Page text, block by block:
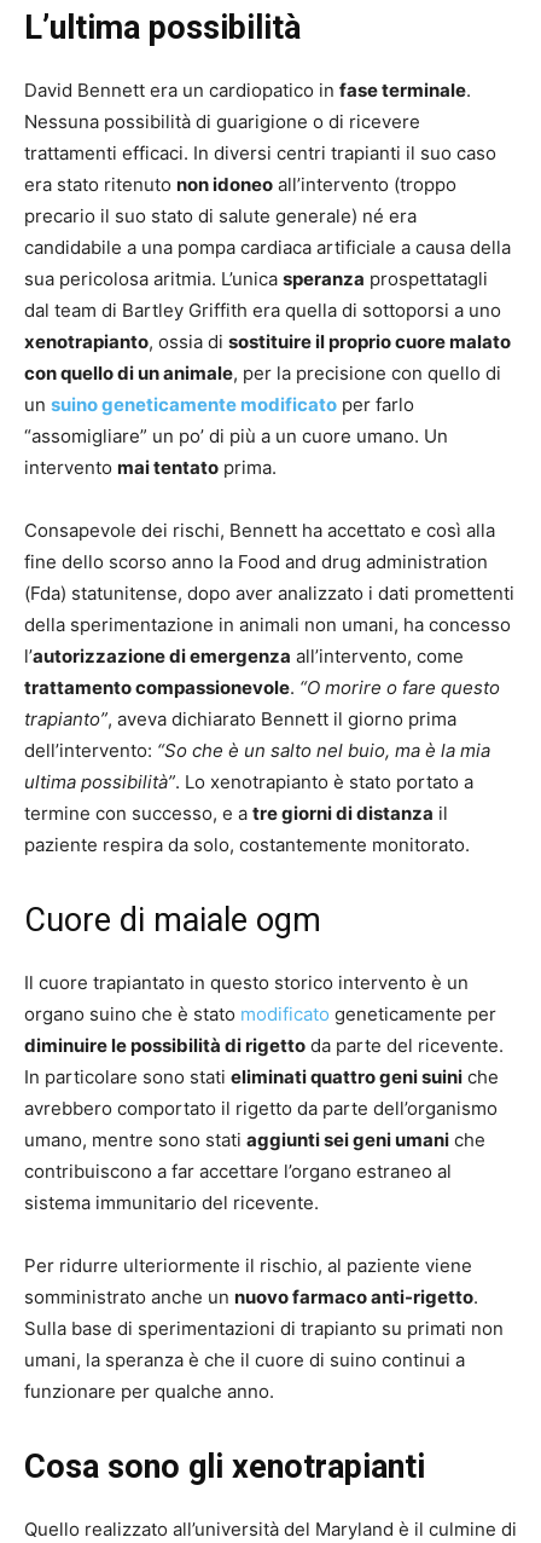
L’ultima possibilità
David Bennett era un cardiopatico in fase terminale.
Nessuna possibilità di guarigione o di ricevere
trattamenti efficaci. In diversi centri trapianti il suo caso
era stato ritenuto non idoneo all’intervento (troppo
precario il suo stato di salute generale) né era
candidabile a una pompa cardiaca artificiale a causa della
sua pericolosa aritmia. L’unica speranza prospettatagli
dal team di Bartley Griffith era quella di sottoporsi a uno
xenotrapianto, ossia di sostituire il proprio cuore malato
con quello di un animale, per la precisione con quello di
un suino geneticamente modificato per farlo
“assomigliare” un po’ di più a un cuore umano. Un
intervento mai tentato prima.
Consapevole dei rischi, Bennett ha accettato e così alla
fine dello scorso anno la Food and drug administration
(Fda) statunitense, dopo aver analizzato i dati promettenti
della sperimentazione in animali non umani, ha concesso
l’autorizzazione di emergenza all’intervento, come
trattamento compassionevole. “O morire o fare questo
trapianto”, aveva dichiarato Bennett il giorno prima
dell’intervento: “So che è un salto nel buio, ma è la mia
ultima possibilità”. Lo xenotrapianto è stato portato a
termine con successo, e a tre giorni di distanza il
paziente respira da solo, costantemente monitorato.
Cuore di maiale ogm
Il cuore trapiantato in questo storico intervento è un
organo suino che è stato modificato geneticamente per
diminuire le possibilità di rigetto da parte del ricevente.
In particolare sono stati eliminati quattro geni suini che
avrebbero comportato il rigetto da parte dell’organismo
umano, mentre sono stati aggiunti sei geni umani che
contribuiscono a far accettare l’organo estraneo al
sistema immunitario del ricevente.
Per ridurre ulteriormente il rischio, al paziente viene
somministrato anche un nuovo farmaco anti-rigetto.
Sulla base di sperimentazioni di trapianto su primati non
umani, la speranza è che il cuore di suino continui a
funzionare per qualche anno.
Cosa sono gli xenotrapianti
Quello realizzato all’università del Maryland è il culmine di